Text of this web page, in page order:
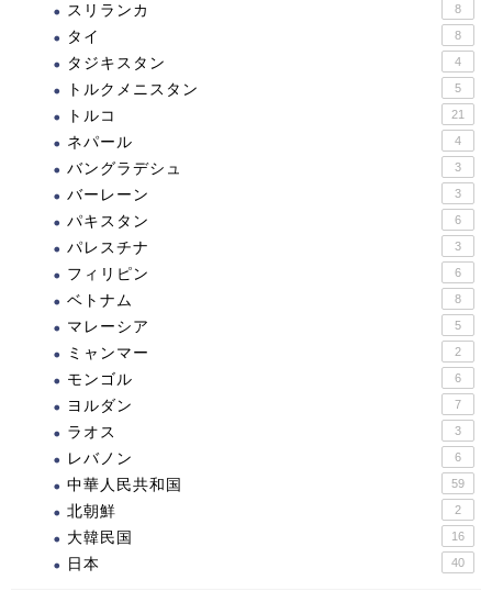
スリランカ 8
タイ 8
タジキスタン 4
トルクメニスタン 5
トルコ 21
ネパール 4
バングラデシュ 3
バーレーン 3
パキスタン 6
パレスチナ 3
フィリピン 6
ベトナム 8
マレーシア 5
ミャンマー 2
モンゴル 6
ヨルダン 7
ラオス 3
レバノン 6
中華人民共和国 59
北朝鮮 2
大韓民国 16
日本 40